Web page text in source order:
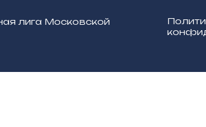
лига Московской